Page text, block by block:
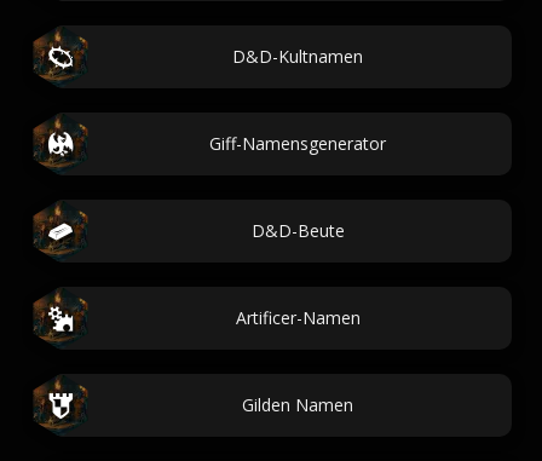
D&D-Kultnamen
Giff-Namensgenerator
D&D-Beute
Artificer-Namen
Gilden Namen